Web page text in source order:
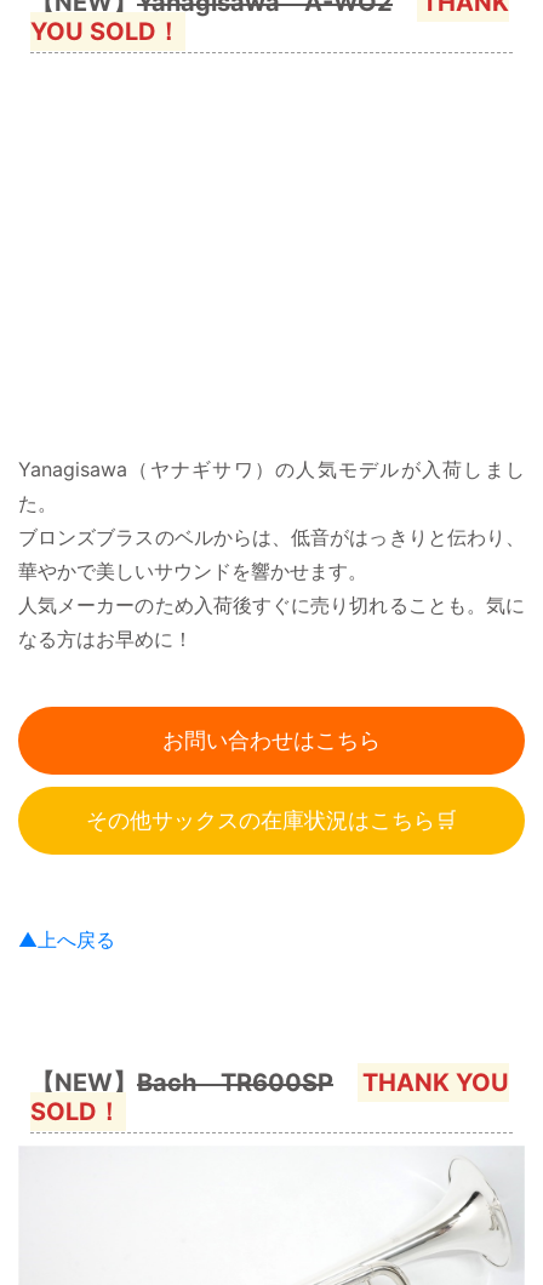
YOU SOLD！
Yanagisawa（ヤナギサワ）の人気モデルが入荷しまし
た。
ブロンズブラスのベルからは、低音がはっきりと伝わり、
華やかで美しいサウンドを響かせます。
人気メーカーのため入荷後すぐに売り切れることも。気に
なる方はお早めに！
お問い合わせはこちら
その他サックスの在庫状況はこちら🛒
▲上へ戻る
【NEW】 Bach TR600SP
THANK YOU
SOLD！